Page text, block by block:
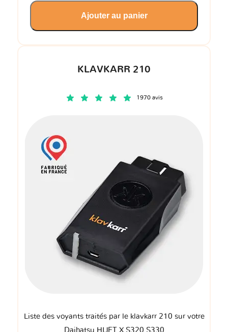
KLAVKARR 210
1970 avis
Liste des voyants traités par le klavkarr 210 sur votre
Daihatsu HIJET X S320 S330
Ajouter au panier